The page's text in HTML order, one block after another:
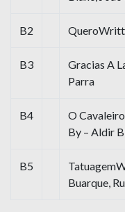
B2
B3
Gracias A
Parra
B4
O
By – Aldir
B5
Buarque,